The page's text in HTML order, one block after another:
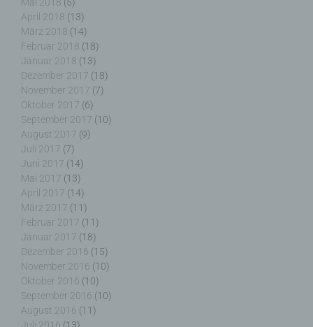
Mai 2018 (5)
April 2018 (13)
März 2018 (14)
Februar 2018 (18)
Januar 2018 (13)
Dezember 2017 (18)
November 2017 (7)
Oktober 2017 (6)
September 2017 (10)
August 2017 (9)
Juli 2017 (7)
Juni 2017 (14)
Mai 2017 (13)
April 2017 (14)
März 2017 (11)
Februar 2017 (11)
Januar 2017 (18)
Dezember 2016 (15)
November 2016 (10)
Oktober 2016 (10)
September 2016 (10)
August 2016 (11)
vor dem Hintergrund, dass nur so der Missbrauch
unserer Dienste verhindert werden kann, und
diese Daten im Bedarfsfall ermöglichen,
begangene Straftaten aufzuklären. Insofern ist die
Speicherung dieser Daten zur Absicherung des für
die Verarbeitung Verantwortlichen erforderlich.
Eine Weitergabe dieser Daten an Dritte erfolgt
grundsätzlich nicht, sofern keine gesetzliche
Pflicht zur Weitergabe besteht oder die Weitergabe
der Strafverfolgung dient.
Die Registrierung der betroffenen Person unter
freiwilliger Angabe personenbezogener Daten
dient dem für die Verarbeitung Verantwortlichen
dazu, der betroffenen Person Inhalte oder
Leistungen anzubieten, die aufgrund der Natur der
Sache nur registrierten Benutzern angeboten
werden können. Registrierten Personen steht die
Möglichkeit frei, die bei der Registrierung
angegebenen personenbezogenen Daten
jederzeit abzuändern oder vollständig aus dem
Datenbestand des für die Verarbeitung